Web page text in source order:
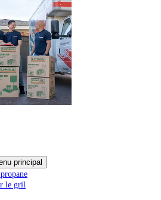
principal
le gril